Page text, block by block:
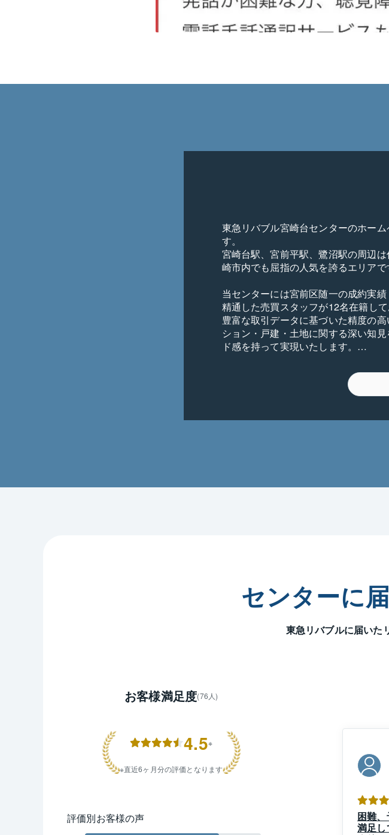
東急リバブル宮崎台センターのホー
す。
宮崎台駅、宮前平駅、鷺沼駅の周辺
崎市内でも屈指の人気を誇るエリアで
当センターには宮前区随一の成約実
精通した売買スタッフが12名在籍して
豊富な取引データに基づいた精度の
ション・戸建・土地に関する深い知
ド感を持って実現いたします。
責任ある体制： センター責任者が全
顧客利益の優先： お客様の状況に真
■このようなご相談は、ぜひ当センタ
「投資用アパート・一棟ビルの購入」
資金計画の最適化： 「最新の融資状
保）」のご相談
学区限定で住替え：宮崎台小学校、
学校、梶が谷小学校、平小学校 学区
心よりお待ち申し上げております。
センターに
東急リバブルに届いた
お客様満足度(76人)
4.5※
直近6ヶ月分の評価となります
評価別お客様の声
困難
満足し